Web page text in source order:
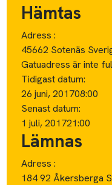
Hämtas
Adress :
45662 Sotenäs
Gatuadress är inte
Tidigast datum:
26 juni, 201708:00
Senast datum:
1 juli, 201721:00
Lämnas
Adress :
184 92 Åkersberga